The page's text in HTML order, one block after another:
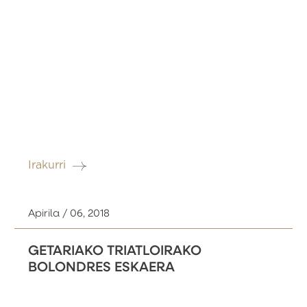
Irakurri
Apirila / 06, 2018
GETARIAKO TRIATLOIRAKO
BOLONDRES ESKAERA